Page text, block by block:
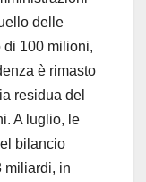
delle
di 100 milioni,
è rimasto
residua del
A luglio, le
bilancio
miliardi, in